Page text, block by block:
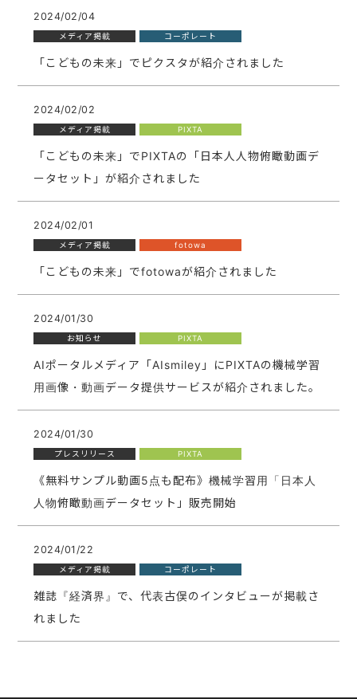
2024/02/04
メディア掲載 コーポレート
「こどもの未来」でピクスタが紹介されました
2024/02/02
メディア掲載 PIXTA
「こどもの未来」でPIXTAの「日本人人物俯瞰動画デ
ータセット」が紹介されました
2024/02/01
メディア掲載 fotowa
「こどもの未来」でfotowaが紹介されました
2024/01/30
お知らせ PIXTA
AIポータルメディア「AIsmiley」にPIXTAの機械学習
用画像・動画データ提供サービスが紹介されました。
2024/01/30
プレスリリース PIXTA
《無料サンプル動画5点も配布》機械学習用「日本人
人物俯瞰動画データセット」販売開始
2024/01/22
メディア掲載 コーポレート
雑誌『経済界』で、代表古俣のインタビューが掲載さ
れました